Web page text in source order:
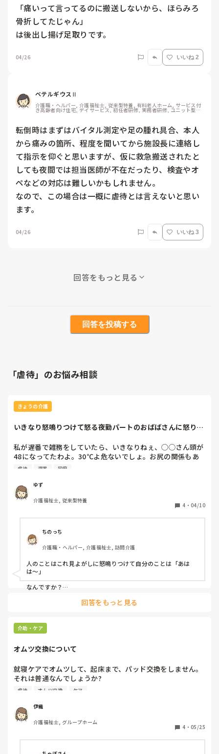
「痛いって言ってるのに搬送しないから、ほらみろ
骨折してたじゃん」
は後出し揚げ足取りです。
04/26 いいね 2
ベテルギウスⅡ
介護職・ヘルパー, 介護福祉士, 従来型特養, 有料老人ホーム, サービス付
き高齢者向け住宅, デイサービス, 初任者研修, 実務者研修, ユニット型特
養
転倒時はまずはバイタル測定や足の腫れ具合、本人
から痛みの箇所、程度を聞いてから施設長に連絡し
て指示を仰ぐと思いますが、仮に救急搬送されたと
しても夜間では担当医師が不在だったり、検査やオ
ペなどの対応は難しいかもしれません。
なので、この場合は一概に虐待とは言えないと思い
ます。
04/26 いいね 3
回答をもっと見る
回答を投稿する
「虐待」のお悩み相談
きょうの介護
いきなり怒鳴りつけて怒る夜勤パートのおばばさんに怒りを
私が遅番で雑務をしていたら、いきなりねぇ、◯◯さん頭が
48になってたわよ。30℃よ危ないでしょ。お尻の関係もあ
るのよと怒鳴りまくる、おばばさんに怒りを感じました。あ
報告して来てあなたが怒鳴る立場ではないと思います。時間
経ってからギャッチアップの下げ忘れは私のケアレスミスで
すが、あなたが人のことをとやかく言える立場なの？と思い
夜勤の同僚に話したら言っておいた。あ～そっかそっかだっ
て。怒鳴りつけて後々平気な顔で何もなかった態度に腹立ち
虐待 遅番 同僚
ゆず
介護福祉士, 従来型特養
4 ・ 04/10
ちのっち
介護職・ヘルパー, 介護福祉士, 訪問介護
人のことはこれ見よがしに怒鳴りつけて自分のことは「あは
は〜」
なんですか？
どうなんでしょうね〜「あの人またみぎわさん（ちびまる子ち
って「バカがまた怒ってる」と軽くあしらうか、
「あぁ？あんた、自分がミスして注意されるとテヘペロで終わ
カにするんですけどそれわかってます？ねぇ、ねぇ、あなた何
様のつもり？」
って目をみひらいて真正面からいうか。
ゆずさんならどっちですか？
そのおばさんが怒鳴り散らすたびに怖がってすみませんすみま
せん、とかいうと図に乗るとは思いますけどね。
回答をもっと見る
介助・ケア
オムツ交換について
就寝ケアでオムツして、起床まで、パッド交換をしません。
それは普通なんでしょうか?
私的にはケア放棄（虐待）だと思います。
よろしくお願い致します
虐待 オムツ交換 ケア
伊織
介護福祉士, グループホーム
4 ・ 05/25